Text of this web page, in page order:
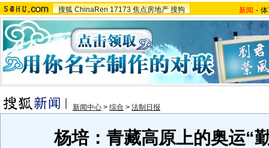
搜狐 ChinaRen 17173 焦点房地产 搜狗 新闻 -
新闻中心 > 综合 > 法制日报
杨培：青藏高原上的奥运“